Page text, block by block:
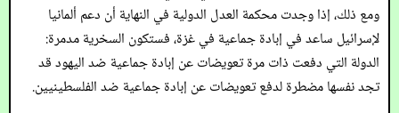
ومع ذلك، إذا وجدت محكمة العدل الدولية في النهاية أن دعم ألمانيا
لإسرائيل ساعد في إبادة جماعية في غزة، فستكون السخرية مدمرة:
الدولة التي دفعت ذات مرة تعويضات عن إبادة جماعية ضد اليهود قد
تجد نفسها مضطرة لدفع تعويضات عن إبادة جماعية ضد الفلسطينيين.